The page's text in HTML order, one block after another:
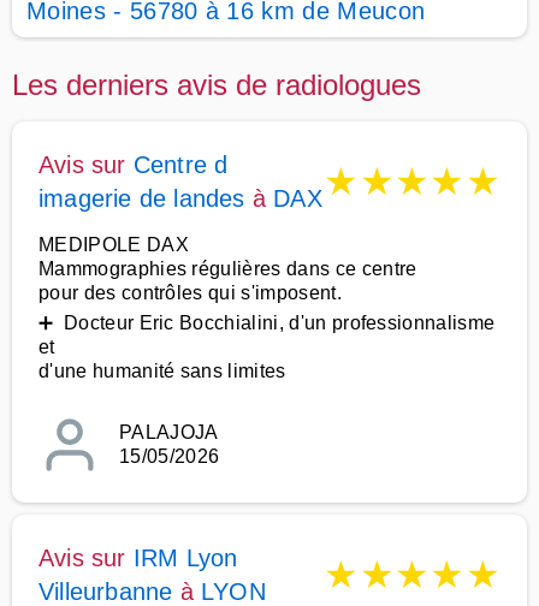
Moines - 56780 à 16 km de Meucon
Les derniers avis de radiologues
Avis sur Centre d
imagerie de landes à DAX★★★★★
MEDIPOLE DAX
Mammographies régulières dans ce centre
pour des contrôles qui s'imposent.
➕ Docteur Eric Bocchialini, d'un professionnalisme
et
d'une humanité sans limites
PALAJOJA
15/05/2026
Avis sur IRM Lyon
Villeurbanne à LYON ★★★★★